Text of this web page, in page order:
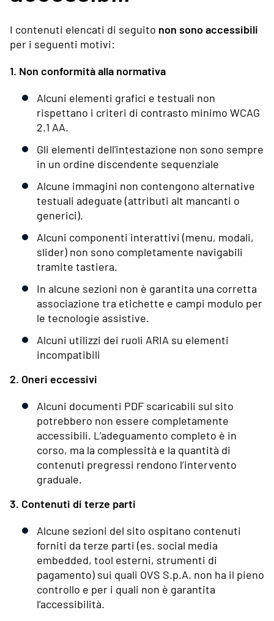
I contenuti elencati di seguito non sono accessibili
per i seguenti motivi:
1. Non conformità alla normativa
Alcuni elementi grafici e testuali non
rispettano i criteri di contrasto minimo WCAG
2.1 AA.
Gli elementi dell'intestazione non sono sempre
in un ordine discendente sequenziale
Alcune immagini non contengono alternative
testuali adeguate (attributi alt mancanti o
generici).
Alcuni componenti interattivi (menu, modali,
slider) non sono completamente navigabili
tramite tastiera.
In alcune sezioni non è garantita una corretta
associazione tra etichette e campi modulo per
le tecnologie assistive.
Alcuni utilizzi dei ruoli ARIA su elementi
incompatibili
2. Oneri eccessivi
Alcuni documenti PDF scaricabili sul sito
potrebbero non essere completamente
accessibili. L’adeguamento completo è in
corso, ma la complessità e la quantità di
contenuti pregressi rendono l’intervento
graduale.
3. Contenuti di terze parti
Alcune sezioni del sito ospitano contenuti
forniti da terze parti (es. social media
embedded, tool esterni, strumenti di
pagamento) sui quali OVS S.p.A. non ha il pieno
controllo e per i quali non è garantita
l’accessibilità.